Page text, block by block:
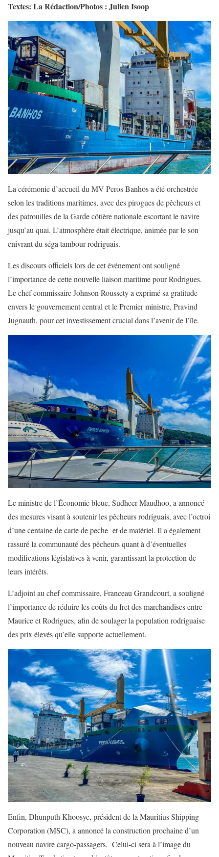
Textes: La Rédaction/Photos : Julien Isoop
La cérémonie d’accueil du MV Peros Banhos a été orchestrée
selon les traditions maritimes, avec des pirogues de pêcheurs et
des patrouilles de la Garde côtière nationale escortant le navire
jusqu’au quai. L’atmosphère était électrique, animée par le son
enivrant du séga tambour rodriguais.
Les discours officiels lors de cet événement ont souligné
l’importance de cette nouvelle liaison maritime pour Rodrigues.
Le chef commissaire Johnson Roussety a exprimé sa gratitude
envers le gouvernement central et le Premier ministre, Pravind
Jugnauth, pour cet investissement crucial dans l’avenir de l’île.
Le ministre de l’Économie bleue, Sudheer Maudhoo, a annoncé
des mesures visant à soutenir les pêcheurs rodriguais, avec l’octroi
d’une centaine de carte de peche et de matériel. Il a également
rassuré la communauté des pêcheurs quant à d’éventuelles
modifications législatives à venir, garantissant la protection de
leurs intérêts.
L’adjoint au chef commissaire, Franceau Grandcourt, a souligné
l’importance de réduire les coûts du fret des marchandises entre
Maurice et Rodrigues, afin de soulager la population rodriguaise
des prix élevés qu’elle supporte actuellement.
Enfin, Dhunputh Khoosye, président de la Mauritius Shipping
Corporation (MSC), a annoncé la construction prochaine d’un
nouveau navire cargo-passagers. Celui-ci sera à l’image du